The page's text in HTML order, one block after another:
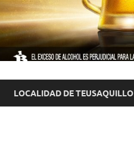
LOCALIDAD DE TEUSAQUILLO